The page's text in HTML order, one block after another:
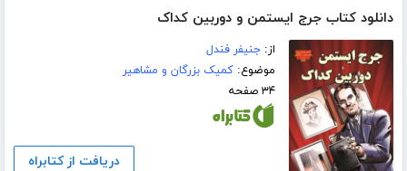
دانلود کتاب جرج ایستمن و دوربین کداک
از:جنیفر فندل
موضوع:کمیک بزرگان و مشاهیر
۳۴ صفحه
دریافت از کتابراه